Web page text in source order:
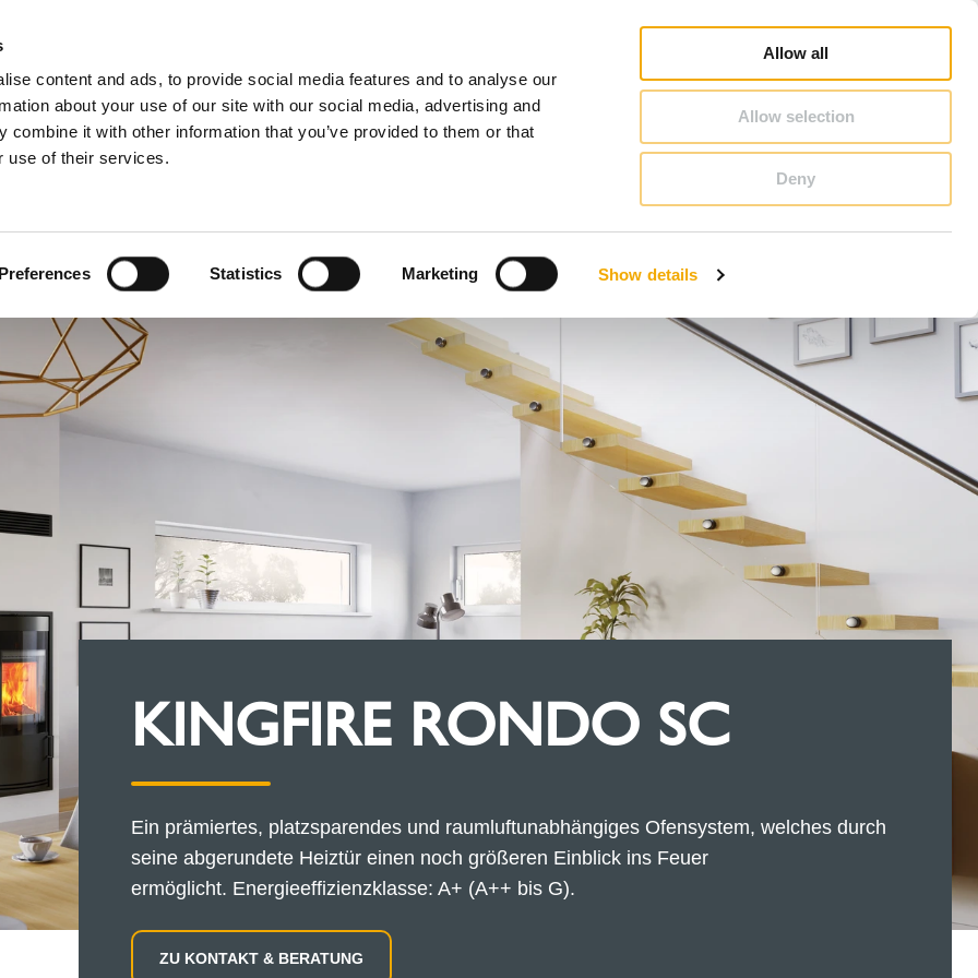
content and ads, to provide social media features and to analyse our
about your use of our site with our social media, advertising and
combine it with other information that you’ve provided to them or that
use of their services.
Preferences Statistics Marketing Show details
Allow all
Allow selection
Deny
Dänemark
Estland
Norwegen
Tschechische Republik
Für Profis
KINGFIRE RONDO SC
Ein prämiertes, platzsparendes und raumluftunabhängiges Ofensystem, welches durch
seine abgerundete Heiztür einen noch größeren Einblick ins Feuer
ermöglicht. Energieeffizienzklasse: A+ (A++ bis G).
ZU KONTAKT & BERATUNG